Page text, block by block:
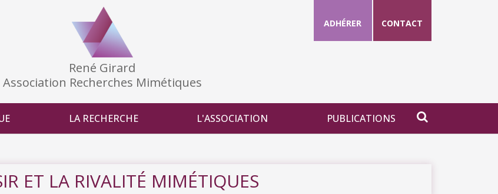
René Girard
Association Recherches Mimétiques
ADHÉRER CONTACT
LA RECHERCHE L'ASSOCIATION PUBLICATIONS
ET LA RIVALITÉ MIMÉTIQUES